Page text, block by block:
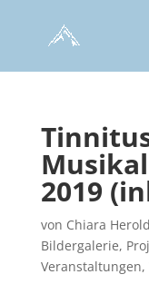
2019
von Chiara Herold
Bildergalerie,
Veranstaltungen,